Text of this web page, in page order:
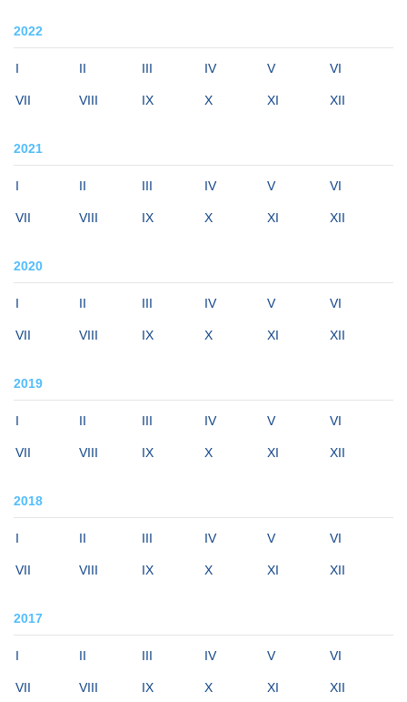
2022
I II III IV V VI
VII VIII IX X XI XII
2021
I II III IV V VI
VII VIII IX X XI XII
2020
I II III IV V VI
VII VIII IX X XI XII
2019
I II III IV V VI
VII VIII IX X XI XII
2018
I II III IV V VI
VII VIII IX X XI XII
2017
I II III IV V VI
VII VIII IX X XI XII